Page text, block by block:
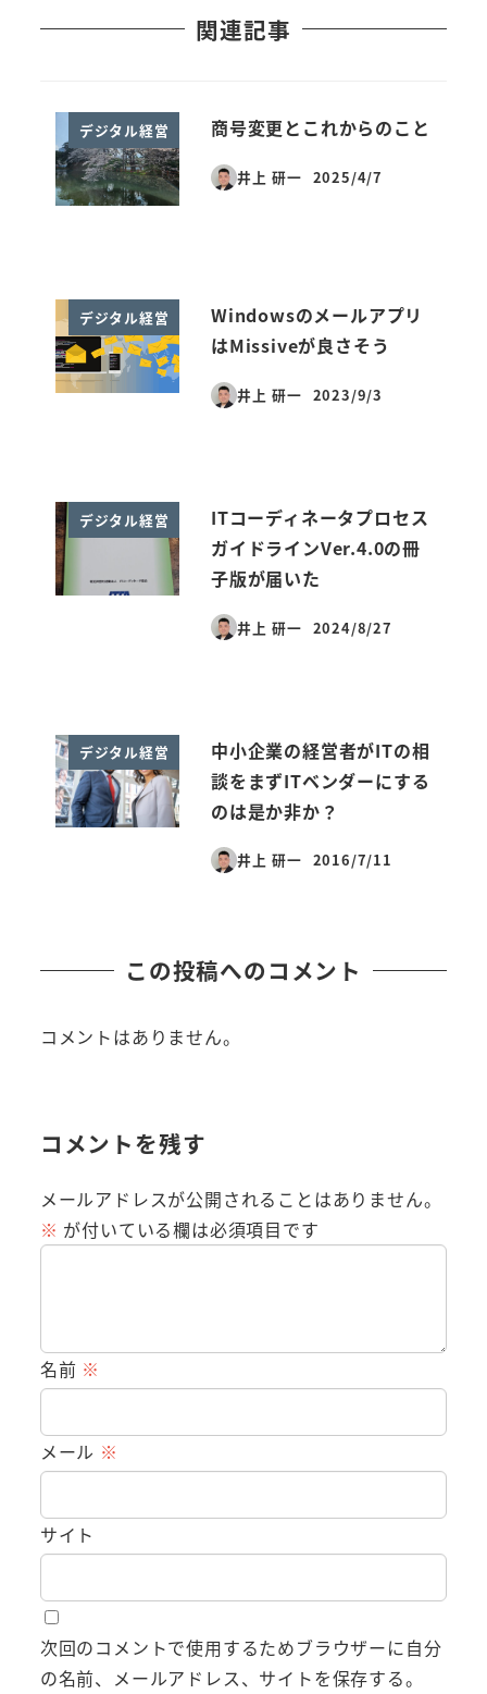
関連記事
デジタル経営 商号変更とこれからのこと
井上 研一
投稿日
2025/4/7
デジタル経営
Windowsのメールアプリ
はMissiveが良さそう
井上 研一
投稿日
2023/9/3
デジタル経営
ITコーディネータプロセス
ガイドラインVer.4.0の冊
子版が届いた
井上 研一
投稿日
2024/8/27
デジタル経営
中小企業の経営者がITの相
談をまずITベンダーにする
のは是か非か？
井上 研一
投稿日
2016/7/11
この投稿へのコメント
コメントはありません。
コメントを残す
メールアドレスが公開されることはありません。
※ が付いている欄は必須項目です
名前 ※
メール ※
サイト
次回のコメントで使用するためブラウザーに自分
の名前、メールアドレス、サイトを保存する。